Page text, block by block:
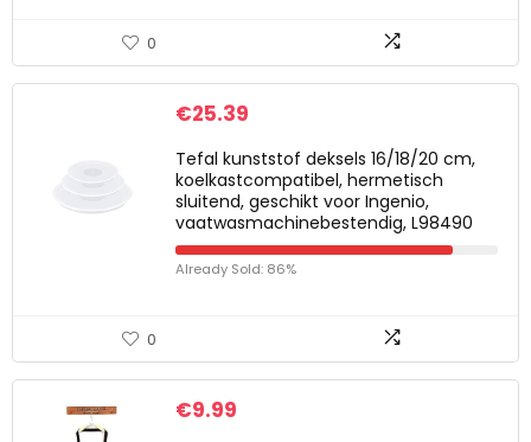
0
€25.39
Tefal kunststof deksels 16/18/20 cm,
koelkastcompatibel, hermetisch
sluitend, geschikt voor Ingenio,
vaatwasmachinebestendig, L98490
Already Sold: 86%
0
€9.99